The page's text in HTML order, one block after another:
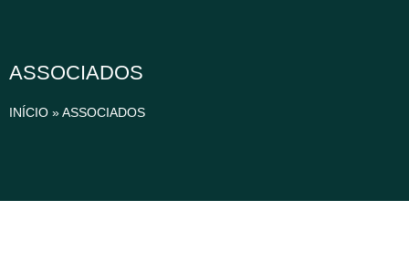
ASSOCIADOS
INÍCIO »ASSOCIADOS